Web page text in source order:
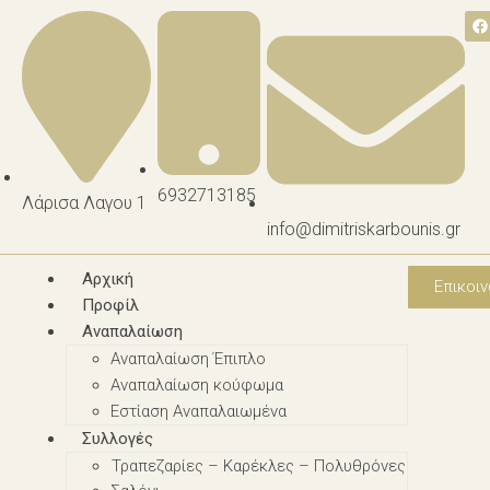
Λάρισα Λαγου 1
6932713185
info@dimitriskarbounis.gr
Αρχική
Προφίλ
Αναπαλαίωση
Αναπαλαίωση Έπιπλο
Αναπαλαίωση κούφωμα
Εστίαση Αναπαλαιωμένα
Συλλογές
Τραπεζαρίες – Καρέκλες – Πολυθρόνες